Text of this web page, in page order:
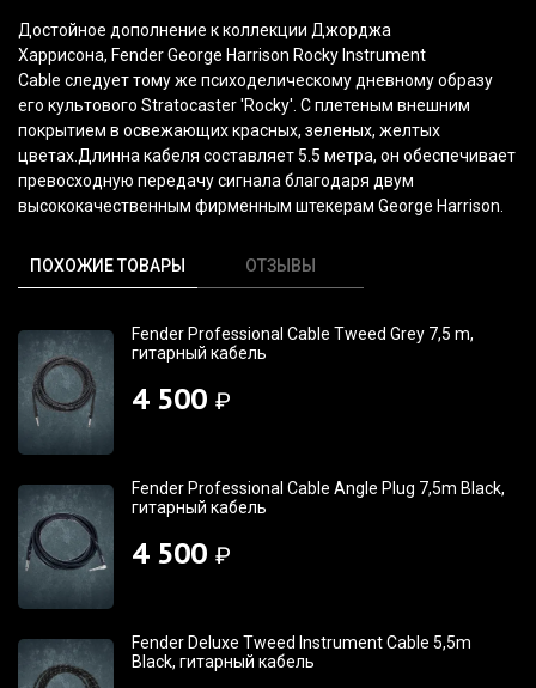
Достойное дополнение к коллекции Джорджа
Харрисона, Fender George Harrison Rocky Instrument
Cable следует тому же психоделическому дневному образу
его культового Stratocaster 'Rocky'. С плетеным внешним
покрытием в освежающих красных, зеленых, желтых
цветах.Длиннакабеля составляет 5.5 метра, он обеспечивает
превосходную передачу сигнала благодаря двум
высококачественным фирменным штекерам George Harrison.
ПОХОЖИЕ ТОВАРЫ ОТЗЫВЫ
Fender Professional Cable Tweed Grey 7,5 m,
гитарный кабель
4 500 ₽
Fender Professional Cable Angle Plug 7,5m Black,
гитарный кабель
4 500 ₽
Fender Deluxe Tweed Instrument Cable 5,5m
Black, гитарный кабель